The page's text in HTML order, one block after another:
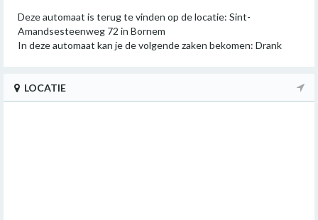
Deze automaat is terug te vinden op de locatie: Sint-
Amandsesteenweg 72 in Bornem
In deze automaat kan je de volgende zaken bekomen: Drank
LOCATIE